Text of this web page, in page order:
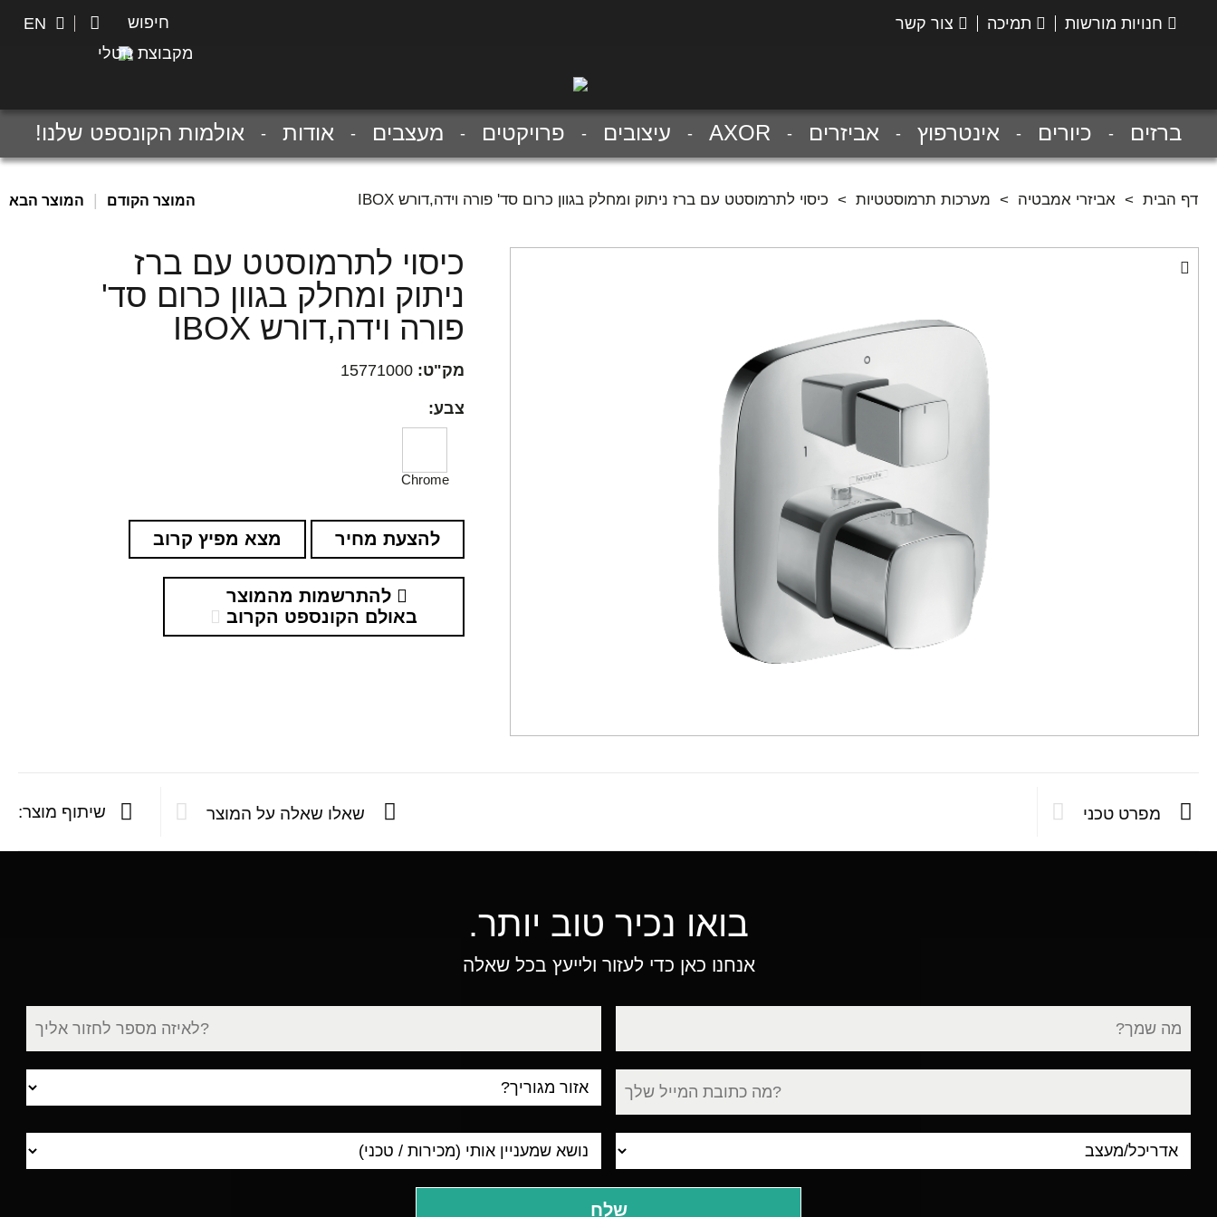
חנויות מורשות תמיכה צור קשר חיפוש EN
מקבוצת נוטלי
ברזים כיורים אינטרפוץ אביזרים AXOR עיצובים פרויקטים מעצבים אודות אולמות הקונספט שלנו!
דף הבית > אביזרי אמבטיה > מערכות תרמוסטטיות > כיסוי לתרמוסטט עם ברז ניתוק ומחלק בגוון כרום סד' פורה וידה,דורש IBOX המוצר הקודם המוצר הבא
כיסוי לתרמוסטט עם ברז
ניתוק ומחלק בגוון כרום סד'
פורה וידה,דורש IBOX
מק"ט: 15771000
צבע:
Chrome
להצעת מחיר מצא מפיץ קרוב
להתרשמות מהמוצר
באולם הקונספט הקרוב
מפרט טכני שאלו שאלה על המוצר שיתוף מוצר:
בואו נכיר טוב יותר.
אנחנו כאן כדי לעזור ולייעץ בכל שאלה
עיר
מגורים